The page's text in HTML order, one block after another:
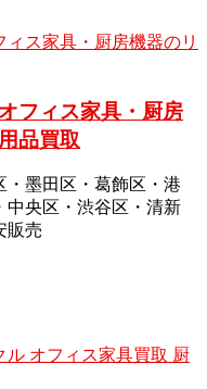
フィス家具・厨房
品買取
墨田区・葛飾区・港
中央区・渋谷区・清新
販売
オフィス家具買取 厨